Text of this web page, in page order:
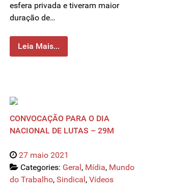
esfera privada e tiveram maior
duração de…
Leia Mais...
CONVOCAÇÃO PARA O DIA
NACIONAL DE LUTAS – 29M
27 maio 2021
Categories: Geral , Mídia, Mundo
do Trabalho, Sindical , Vídeos